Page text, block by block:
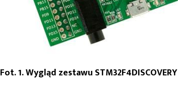
Fot. 1. Wygląd zestawu STM32F4DISCOVERY